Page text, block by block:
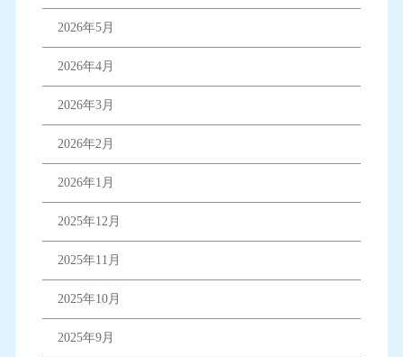
2026年5月
2026年4月
2026年3月
2026年2月
2026年1月
2025年12月
2025年11月
2025年10月
2025年9月